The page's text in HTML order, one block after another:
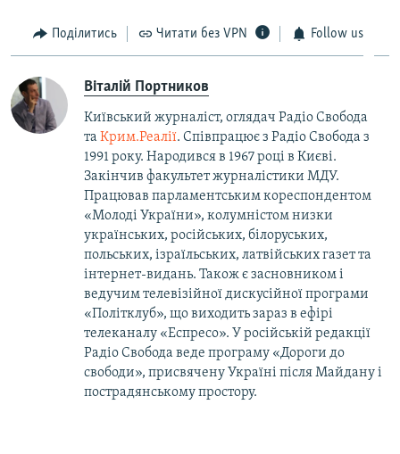
Поділитись Читати без VPN Follow us
Віталій Портников
Київський журналіст, оглядач Радіо Свобода
та Крим.Реалії. Співпрацює з Радіо Свобода з
1991 року. Народився в 1967 році в Києві.
Закінчив факультет журналістики МДУ.
Працював парламентським кореспондентом
«Молоді України», колумністом низки
українських, російських, білоруських,
польських, ізраїльських, латвійських газет та
інтернет-видань. Також є засновником і
ведучим телевізійної дискусійної програми
«Політклуб», що виходить зараз в ефірі
телеканалу «Еспресо». У російській редакції
Радіо Свобода веде програму «Дороги до
свободи», присвячену Україні після Майдану і
пострадянському простору.